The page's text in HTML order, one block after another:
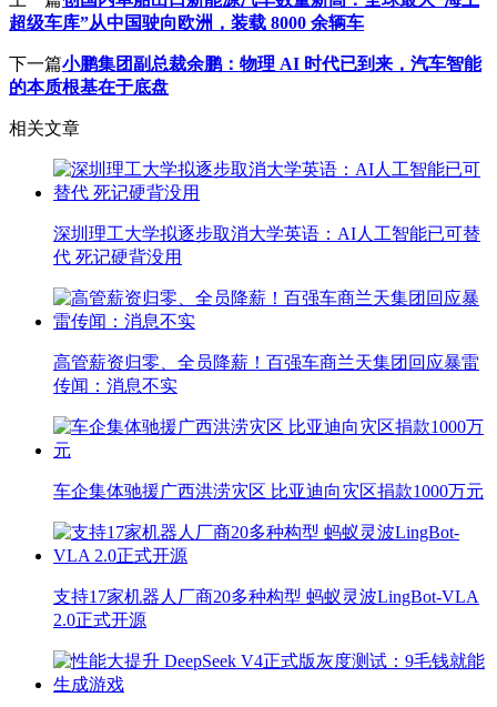
超级车库”从中国驶向欧洲，装载 8000 余辆车
下一篇小鹏集团副总裁余鹏：物理 AI 时代已到来，汽车智能
的本质根基在于底盘
相关文章
深圳理工大学拟逐步取消大学英语：AI人工智能已可替
代 死记硬背没用
高管薪资归零、全员降薪！百强车商兰天集团回应暴雷
传闻：消息不实
车企集体驰援广西洪涝灾区 比亚迪向灾区捐款1000万元
支持17家机器人厂商20多种构型 蚂蚁灵波LingBot-VLA
2.0正式开源